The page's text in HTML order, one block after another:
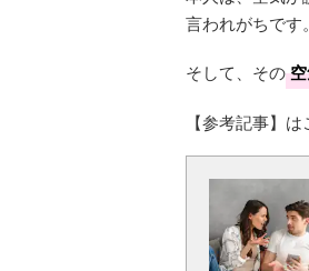
言われがちです。
そして、その
【参考記事】